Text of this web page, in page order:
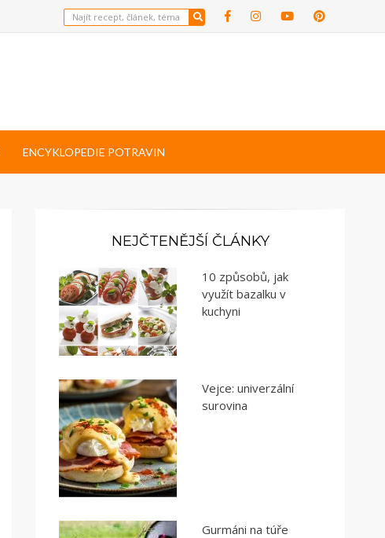
ENCYKLOPEDIE POTRAVIN
NEJČTENĚJŠÍ ČLÁNKY
10 způsobů, jak
využít bazalku v
kuchyni
Vejce: univerzální
surovina
Gurmáni na túře